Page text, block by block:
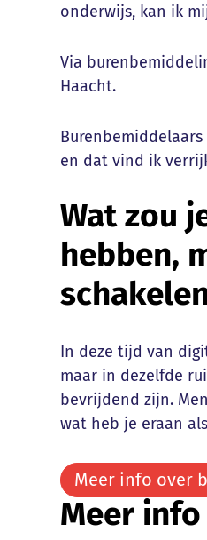
onderwijs, kan ik
Via
Haacht.
en dat vind ik
Wat zou
hebben,
In deze tijd van
maar in dezelfde
bevrijdend zijn.
wat heb je eraan
Meer info over
Meer info